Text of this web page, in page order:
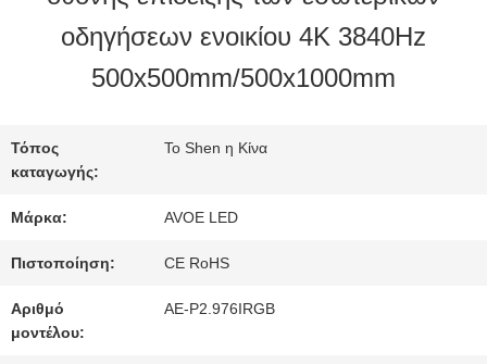
ΣΤΟ
ΕΡΓΟΣΤΆΣΙΟ
ΈΛΕΓΧΟΣ
ΠΟΙΌΤΗΤΑΣ
ΜΑΖΊ
οδηγήσεων ενοικίου 4K 3840Hz
500x500mm/500x1000mm
Τόπος
καταγωγής:
Το Shen η Κίνα
Μάρκα: AVOE LED
Πιστοποίηση: CE RoHS
Αριθμό
μοντέλου:
AE-P2.976IRGB